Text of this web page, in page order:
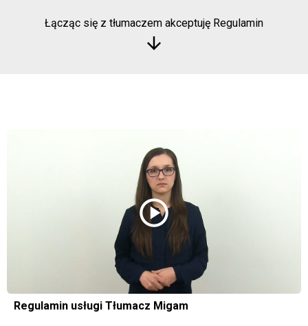
Łącząc się z tłumaczem akceptuję Regulamin
arrow_downward
play_circle
Regulamin usługi Tłumacz Migam